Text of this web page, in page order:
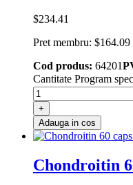
$234.41
Pret membru: $164.09
Cod produs: 64201
Cantitate Program
+
Adauga in cos
Chondroitin